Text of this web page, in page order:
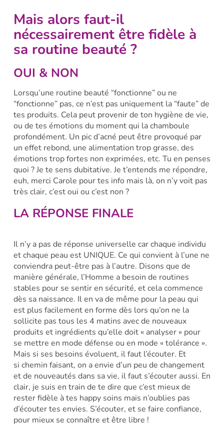
Mais alors faut-il
nécessairement être fidèle à
sa routine beauté ?
OUI & NON
Lorsqu’une routine beauté “fonctionne” ou ne
“fonctionne” pas, ce n’est pas uniquement la “faute” de
tes produits. Cela peut provenir de ton hygiène de vie,
ou de tes émotions du moment qui la chamboule
profondément. Un pic d’acné peut être provoqué par
un effet rebond, une alimentation trop grasse, des
émotions trop fortes non exprimées, etc. Tu en penses
quoi ? Je te sens dubitative. Je t’entends me répondre,
euh, merci Carole pour tes info mais là, on n’y voit pas
très clair, c’est oui ou c’est non ?
LA RÉPONSE FINALE
Il n’y a pas de réponse universelle car chaque individu
et chaque peau est UNIQUE. Ce qui convient à l’une ne
conviendra peut-être pas à l’autre. Disons que de
manière générale, l’Homme a besoin de routines
stables pour se sentir en sécurité, et cela commence
dès sa naissance. Il en va de même pour la peau qui
est plus facilement en forme dès lors qu’on ne la
sollicite pas tous les 4 matins avec de nouveaux
produits et ingrédients qu’elle doit « analyser » pour
se mettre en mode défense ou en mode « tolérance ».
Mais si ses besoins évoluent, il faut l’écouter. Et
si chemin faisant, on a envie d’un peu de changement
et de nouveautés dans sa vie, il faut s’écouter aussi. En
clair, je suis en train de te dire que c’est mieux de
rester fidèle à tes happy soins mais n’oublies pas
d’écouter tes envies. S’écouter, et se faire confiance,
pour mieux se connaître et être libre !